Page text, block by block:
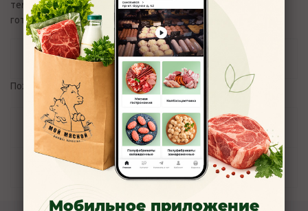
температуре от 2 до 6 С. Срок годности 72 часа. Продукт
готов к употреблению.
Отзывы
Пожалуйста,авторизуйтесь, чтобы оставить отзыв.
Задать вопрос
Мобильное приложение